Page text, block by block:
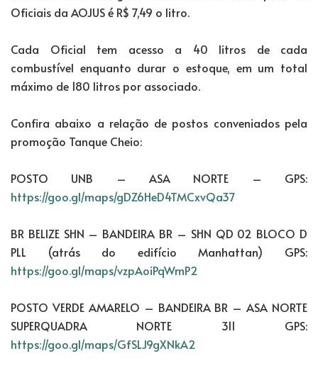
Oficiais da AOJUS é R$ 7,49 o litro.
Cada Oficial tem acesso a 40 litros de cada
combustível enquanto durar o estoque, em um total
máximo de 180 litros por associado.
Confira abaixo a relação de postos conveniados pela
promoção Tanque Cheio:
POSTO UNB – ASA NORTE – GPS:
https://goo.gl/maps/gDZ6HeD4TMCxvQa37
BR BELIZE SHN – BANDEIRA BR – SHN QD 02 BLOCO D
PLL (atrás do edifício Manhattan) GPS:
https://goo.gl/maps/vzpAoiPqWmP2
POSTO VERDE AMARELO – BANDEIRA BR – ASA NORTE
SUPERQUADRA NORTE 311 GPS:
https://goo.gl/maps/GfSLJ9gXNkA2